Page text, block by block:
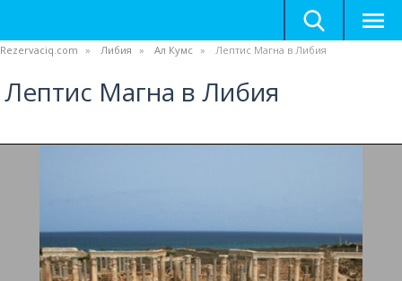
Rezervaciq.com Либия Ал Кумс Лептис Магна в Либия
Лептис Магна в Либия